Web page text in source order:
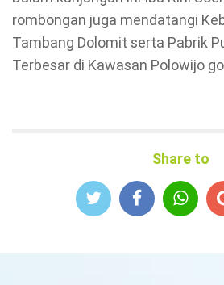
rombongan juga mendatangi
Tambang Dolomit serta Pabrik
Terbesar di Kawasan Polowijo
Share to